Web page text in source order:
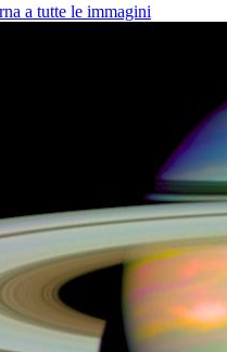
a tutte le immagini